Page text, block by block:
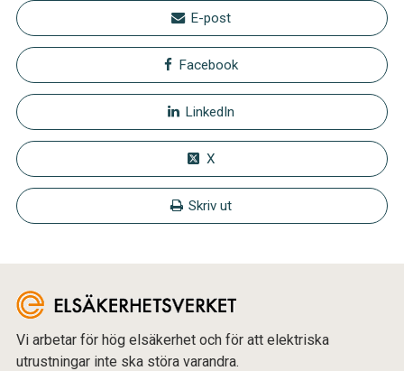
E-post
Facebook
LinkedIn
X
Skriv ut
Vi arbetar för hög elsäkerhet och för att elektriska
utrustningar inte ska störa varandra.